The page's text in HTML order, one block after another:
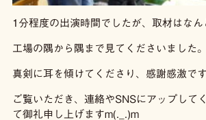
1分程度の出演時間でしたが、取材はな
工場の隅から隅まで見てくださいました。
真剣に耳を傾けてくださり、感謝感激です
ご覧いただき、連絡やSNSにアップして
て御礼申し上げますm(._.)m